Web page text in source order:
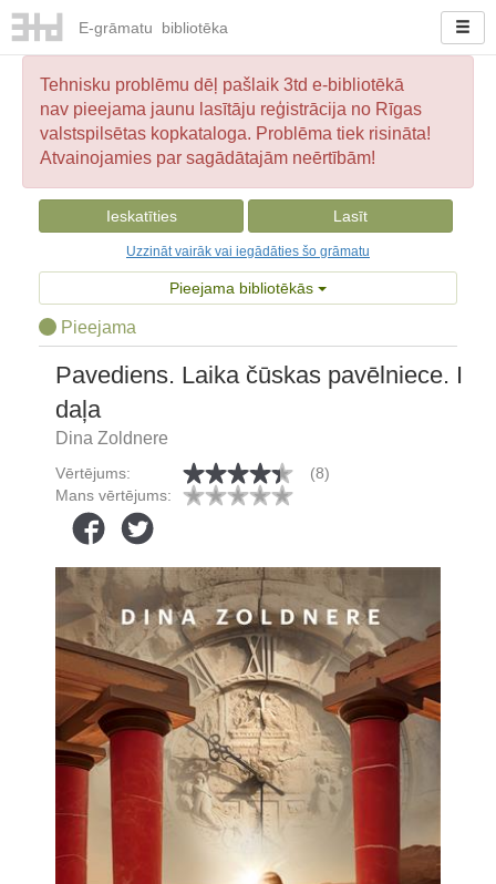
E-grāmatu bibliotēka
Tehnisku problēmu dēļ pašlaik 3td e-bibliotēkā
nav pieejama jaunu lasītāju reģistrācija no Rīgas
valstspilsētas kopkataloga. Problēma tiek risināta!
Atvainojamies par sagādātajām neērtībām!
Ieskatīties Lasīt
Uzzināt vairāk vai iegādāties šo grāmatu
Pieejama bibliotēkās
Pieejama
Pavediens. Laika čūskas pavēlniece. I
daļa
Dina Zoldnere
Vērtējums:
(8)
Mans vērtējums: